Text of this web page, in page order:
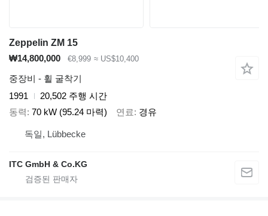
Zeppelin ZM 15
₩14,800,000
€8,999 ≈ US$10,400
중장비 - 휠 굴착기
1991
20,502 주행 시간
동력 70 kW (95.24 마력) 연료 경유
독일, Lübbecke
ITC GmbH & Co.KG